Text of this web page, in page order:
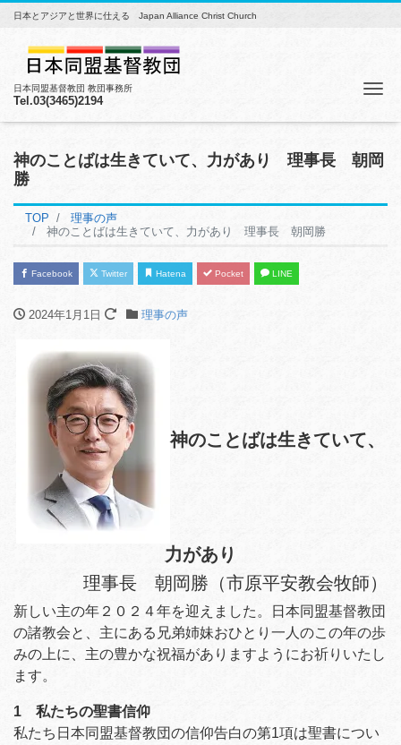
日本とアジアと世界に仕える Japan Alliance Christ Church
日本同盟基督教団 教団事務所
Tel.03(3465)2194
神のことばは生きていて、力があり 理事長 朝岡
勝
TOP
理事の声
神のことばは生きていて、力があり 理事長 朝岡勝
Facebook Twitter Hatena Pocket LINE
2024年1月1日 理事の声
神のことばは生きていて、
力があり
理事長 朝岡勝（市原平安教会牧師）
新しい主の年２０２４年を迎えました。日本同盟基督教団
の諸教会と、主にある兄弟姉妹おひとり一人のこの年の歩
みの上に、主の豊かな祝福がありますようにお祈りいたし
ます。
1 私たちの聖書信仰
私たち日本同盟基督教団の信仰告白の第1項は聖書につい